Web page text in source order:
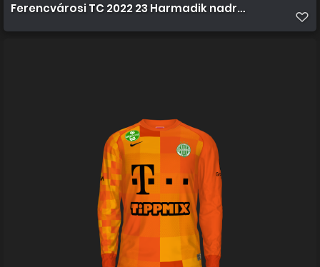
Ferencvárosi TC 2022 23 Harmadik nadrág